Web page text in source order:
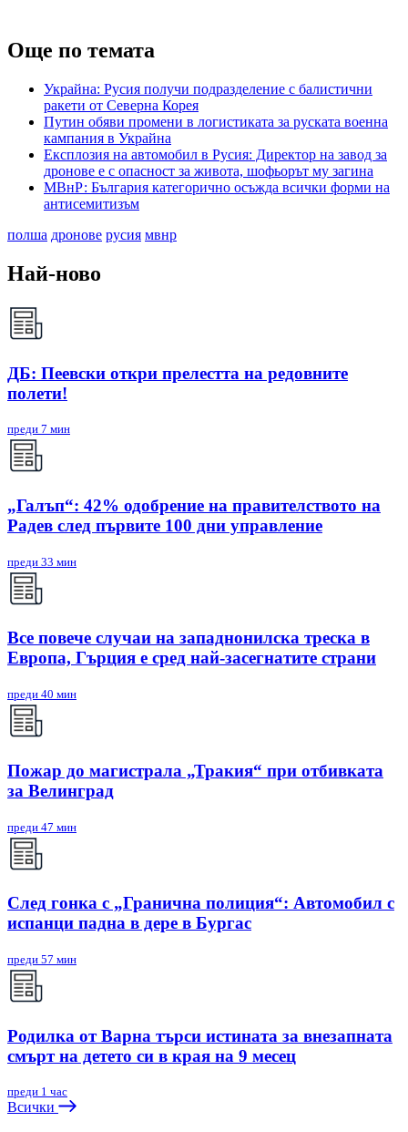
Още по темата
Украйна: Русия получи подразделение с балистични
ракети от Северна Корея
Путин обяви промени в логистиката за руската военна
кампания в Украйна
Експлозия на автомобил в Русия: Директор на завод за
дронове е с опасност за живота, шофьорът му загина
МВнР: България категорично осъжда всички форми на
антисемитизъм
полша дронове русия мвнр
Най-ново
ДБ: Пеевски откри прелестта на редовните
полети!
преди 7 мин
„Галъп“: 42% одобрение на правителството на
Радев след първите 100 дни управление
преди 33 мин
Все повече случаи на западнонилска треска в
Европа, Гърция е сред най-засегнатите страни
преди 40 мин
Пожар до магистрала „Тракия“ при отбивката
за Велинград
преди 47 мин
След гонка с „Гранична полиция“: Автомобил с
испанци падна в дере в Бургас
преди 57 мин
Родилка от Варна търси истината за внезапната
смърт на детето си в края на 9 месец
преди 1 час
Всички